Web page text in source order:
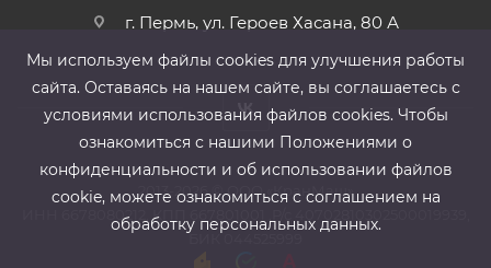
г. Пермь, ул. Героев Хасана, 80 А
2013-2026 ©ООО «КранМаш»
ИНН 6678080212, КПП 667801001 ,Р/с 40702810302500019939,
БИК 044525999
Мы используем файлы cооkies для улучшения работы
сайта. Оставаясь на нашем сайте, вы соглашаетесь с
условиями использования файлов cооkies. Чтобы
ознакомиться с нашими Положениями о
конфиденциальности и об использовании файлов
cookie, можете ознакомиться с соглашением на
обработку персональных данных.